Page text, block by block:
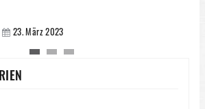
23. März 2023